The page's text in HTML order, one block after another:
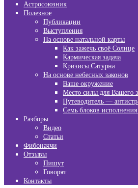
Астросоюзник
Полезное
Публикации
Выступления
На основе натальной карты
Как зажечь своё Солнце
Кармическая задача
Кризисы Сатурна
На основе небесных законов
Ваше окружение
Место силы для Вашего
Путеводитель —
Семь блоков
Разборы
Видео
Статьи
Фибоначчи
Отзывы
Пишут
Говорят
Контакты